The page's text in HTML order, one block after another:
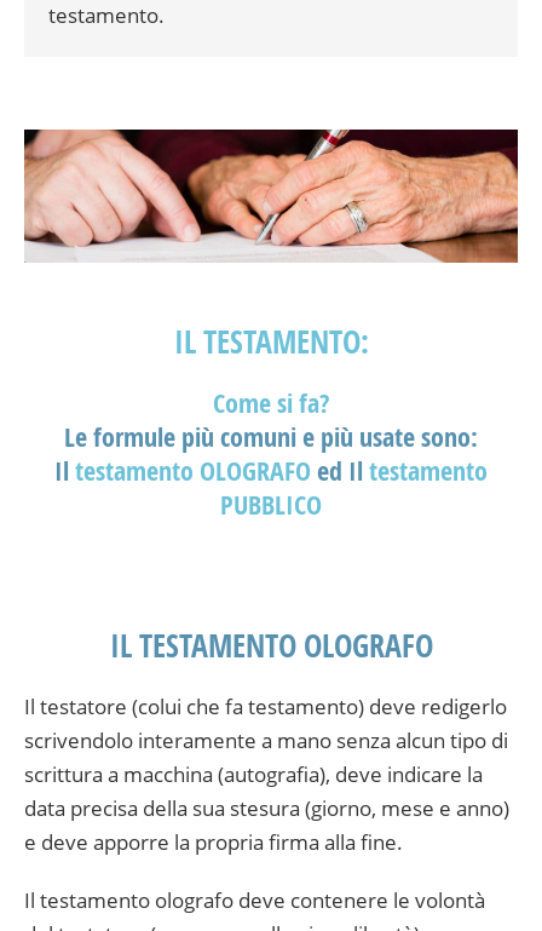
testamento.
IL TESTAMENTO:
Come si fa?
Le formule più comuni e più usate sono:
Il testamento OLOGRAFOed Il testamento
PUBBLICO
IL TESTAMENTO OLOGRAFO
Il testatore (colui che fa testamento) deve redigerlo
scrivendolo interamente a mano senza alcun tipo di
scrittura a macchina (autografia), deve indicare la
data precisa della sua stesura (giorno, mese e anno)
e deve apporre la propria firma alla fine.
Il testamento olografo deve contenere le volontà